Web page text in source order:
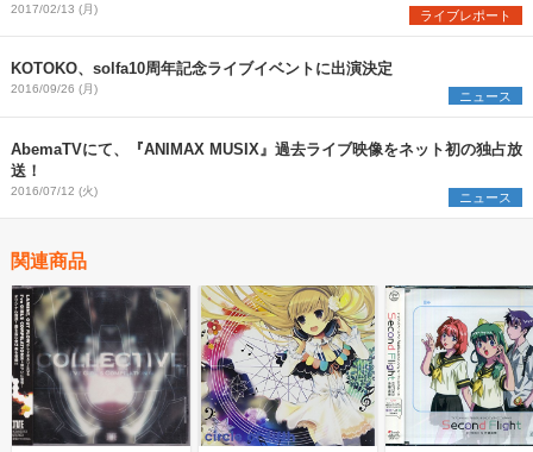
2017/02/13 (月) ライブレポート
KOTOKO、solfa10周年記念ライブイベントに出演決定
2016/09/26 (月) ニュース
AbemaTVにて、『ANIMAX MUSIX』過去ライブ映像をネット初の独占放
送！
2016/07/12 (火) ニュース
関連商品